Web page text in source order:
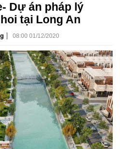
Dự án pháp lý
tại Long An
| 08:00 01/12/2020